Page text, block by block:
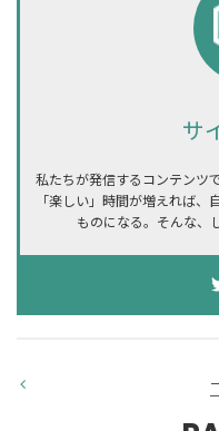
サ
私たちが発信するコンテンツで
「楽しい」時間が増えれば、
ものになる。そんな、